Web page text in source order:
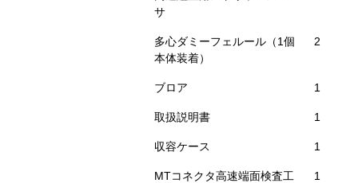
サ
多心ダミーフェルール（1個
本体装着）
2
ブロア 1
取扱説明書 1
収容ケース 1
MTコネクタ高速端面検査工
1